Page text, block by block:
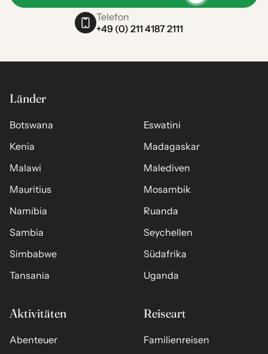
Telefon
+49 (0) 211 4187 2111
Länder
Botswana
Eswatini
Kenia
Madagaskar
Malawi
Malediven
Mauritius
Mosambik
Namibia
Ruanda
Sambia
Seychellen
Simbabwe
Südafrika
Tansania
Uganda
Aktivitäten
Abenteuer
Reiseart
Familienreisen